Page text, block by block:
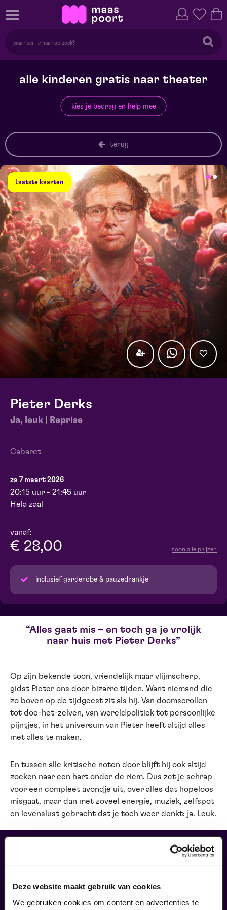
Deze website maakt gebruik van cookies
We gebruiken cookies om content en advertenties te
alle kinderen gratis naar theater
kies je bedrag en help mee
terug
Laatste kaarten
Pieter Derks
Ja, leuk | Reprise
Cabaret
za 7 maart 2026
20:15 uur - 21:45 uur
Hela zaal
vanaf:
€ 28,00 toon alle prijzen
inclusief garderobe & pauzedrankje
Alles gaat mis – en toch ga je vrolijk
naar huis met Pieter Derks
Op zijn bekende toon, vriendelijk maar vlijmscherp,
gidst Pieter ons door bizarre tijden. Want niemand die
zo boven op de tijdgeest zit als hij. Van doomscrollen
tot doe-het-zelven, van wereldpolitiek tot persoonlijke
pijntjes, in het universum van Pieter heeft altijd alles
met alles te maken.
En tussen alle kritische noten door blijft hij ook altijd
zoeken naar een hart onder de riem. Dus zet je schrap
voor een compleet avondje uit, over alles dat hopeloos
misgaat, maar dan met zoveel energie, muziek, zelfspot
en levenslust gebracht dat je toch weer denkt: ja. Leuk.
02